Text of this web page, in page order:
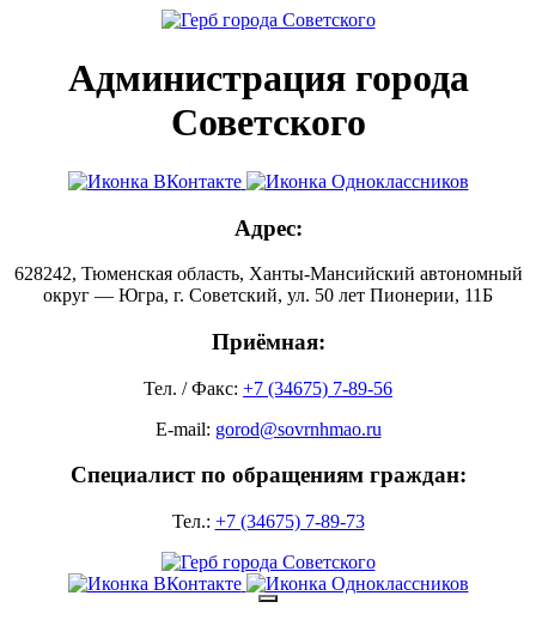
Администрация города
Советского
Адрес:
628242, Тюменская область, Ханты-Мансийский автономный
округ — Югра, г. Советский, ул. 50 лет Пионерии, 11Б
Приёмная:
Тел. / Факс: +7 (34675) 7-89-56
E-mail: gorod@sovrnhmao.ru
Специалист по обращениям граждан:
Тел.: +7 (34675) 7-89-73